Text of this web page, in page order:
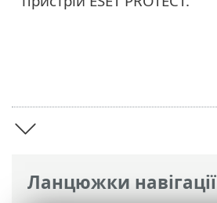
Ланцюжки навігації